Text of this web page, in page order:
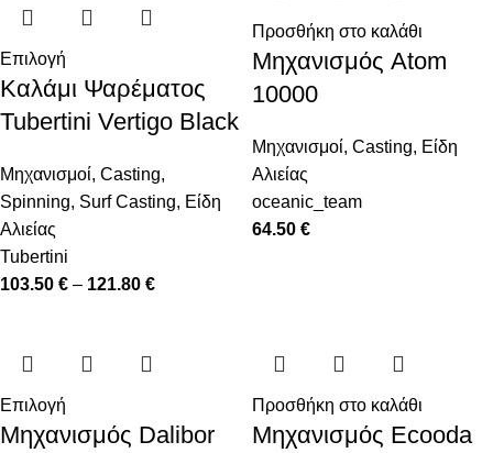
Επιλογή
Καλάμι Ψαρέματος
Tubertini Vertigo Black
Μηχανισμοί, Casting,
Spinning, Surf Casting, Είδη
Αλιείας
Tubertini
103.50 € – 121.80 €
Προσθήκη στο καλάθι
Μηχανισμός Atom
10000
Μηχανισμοί, Casting, Είδη
Αλιείας
oceanic_team
64.50 €
Επιλογή
Μηχανισμός Dalibor
Προσθήκη στο καλάθι
Μηχανισμός Ecooda